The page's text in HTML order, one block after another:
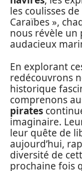
les coulisses
Caraïbes »,
nous révèle un
audacieux
En explorant
redécouvrons
historique
comprenons
pirates
imaginaire.
leur quête de
aujourd’hui,
diversité de
prochaine fois